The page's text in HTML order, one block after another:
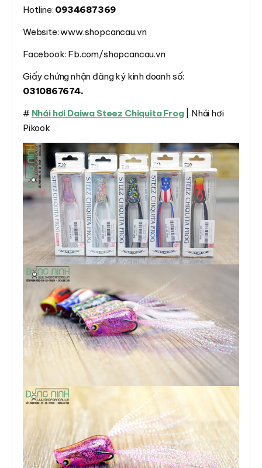
Hotline: 0934687369
Website: www.shopcancau.vn
Facebook: Fb.com/shopcancau.vn
Giấy chứng nhận đăng ký kinh doanh số:
0310867674.
# Nhái hơi Daiwa Steez Chiquita Frog| Nhái hơi
Pikook